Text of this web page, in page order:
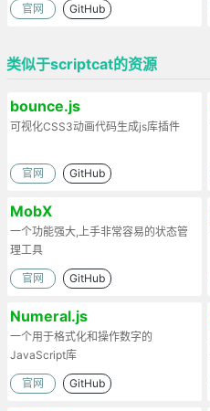
官网 GitHub
类似于scriptcat的资源
bounce.js
可视化CSS3动画代码生成js库插件
官网 GitHub
MobX
一个功能强大,上手非常容易的状态管
理工具
官网 GitHub
Numeral.js
一个用于格式化和操作数字的
JavaScript库
官网 GitHub